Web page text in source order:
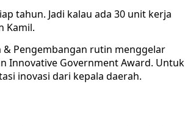
tahun. Jadi kalau ada 30 unit kerja
Kamil.
& Pengembangan rutin menggelar
Innovative Government Award. Untuk
inovasi dari kepala daerah.